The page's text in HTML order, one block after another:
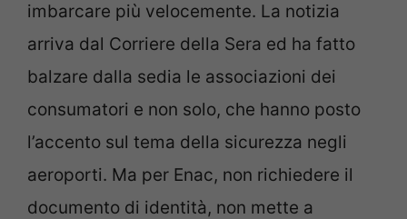
imbarcare più velocemente. La notizia
arriva dal Corriere della Sera ed ha fatto
balzare dalla sedia le associazioni dei
consumatori e non solo, che hanno posto
l’accento sul tema della sicurezza negli
aeroporti. Ma per Enac, non richiedere il
documento di identità, non mette a